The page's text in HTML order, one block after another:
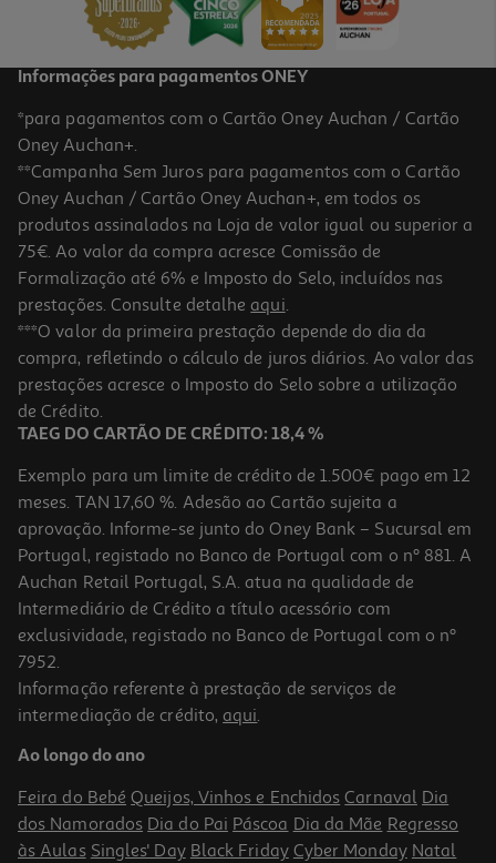
-50%
4.8
Bifidus Danone Activia Líquido Pêssego E Maracujá 0% 4x155g
2.89 €/Kg
Price reduced from
3,59 €to
1,79 €
Promoção
-41%
Bifidus Danone Activia Lãquido Frutos Silvestres 4x155g
3.21 €/Kg
1,99 €
Promoção
Informações para pagamentos ONEY
*para pagamentos com o Cartão Oney Auchan / Cartão
Oney Auchan+.
**Campanha Sem Juros para pagamentos com o Cartão
Oney Auchan / Cartão Oney Auchan+, em todos os
produtos assinalados na Loja de valor igual ou superior a
75€. Ao valor da compra acresce Comissão de
Formalização até 6% e Imposto do Selo, incluídos nas
prestações. Consulte detalhe aqui.
***O valor da primeira prestação depende do dia da
compra, refletindo o cálculo de juros diários. Ao valor das
prestações acresce o Imposto do Selo sobre a utilização
de Crédito.
TAEG DO CARTÃO DE CRÉDITO: 18,4 %
Exemplo para um limite de crédito de 1.500€ pago em 12
meses. TAN 17,60 %. Adesão ao Cartão sujeita a
aprovação. Informe-se junto do Oney Bank – Sucursal em
Portugal, registado no Banco de Portugal com o nº 881. A
Auchan Retail Portugal, S.A. atua na qualidade de
Intermediário de Crédito a título acessório com
exclusividade, registado no Banco de Portugal com o nº
7952.
Informação referente à prestação de serviços de
intermediação de crédito, aqui.
Ao longo do ano
Feira do Bebé Queijos, Vinhos e Enchidos Carnaval Dia
dos Namorados Dia do Pai Páscoa Dia da Mãe Regresso
às Aulas Singles' Day Black Friday Cyber Monday Natal